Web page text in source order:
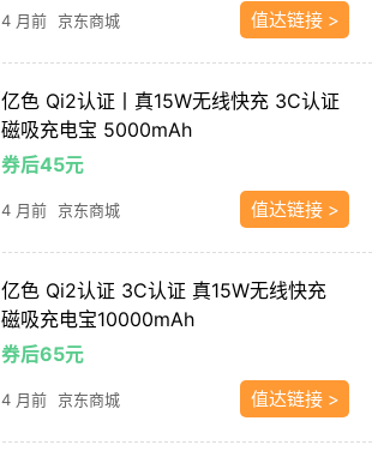
4 月前 京东商城 值达链接 >
亿色 Qi2认证丨真15W无线快充 3C认证
磁吸充电宝 5000mAh
券后45元
4 月前 京东商城 值达链接 >
亿色 Qi2认证 3C认证 真15W无线快充
磁吸充电宝10000mAh
券后65元
4 月前 京东商城 值达链接 >